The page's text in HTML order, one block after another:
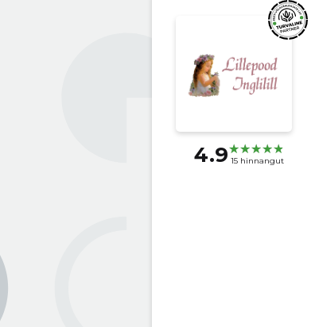
4.9 15 hinnangut